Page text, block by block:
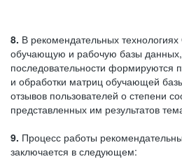
8. В рекомендательных
обучающую и рабочую базы
последовательности формируются
и обработки матриц обучающей
отзывов пользователей о степени
представленных им результатов
9. Процесс работы
заключается в следующем: